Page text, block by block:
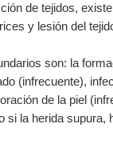
de tejidos,
y lesión del
son: la
(infrecuente),
de la piel
si la herida supura,